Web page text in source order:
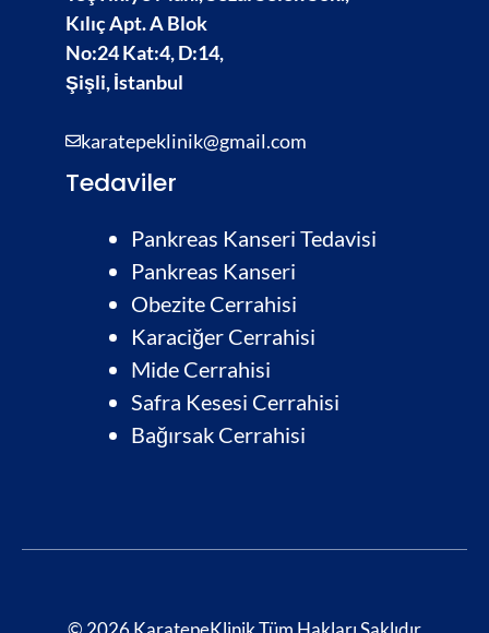
Kılıç Apt. A Blok
No:24 Kat:4, D:14,
Şişli, İstanbul
karatepeklinik@gmail.com
Tedaviler
Pankreas Kanseri Tedavisi
Pankreas Kanseri
Obezite Cerrahisi
Karaciğer Cerrahisi
Mide Cerrahisi
Safra Kesesi Cerrahisi
Bağırsak Cerrahisi